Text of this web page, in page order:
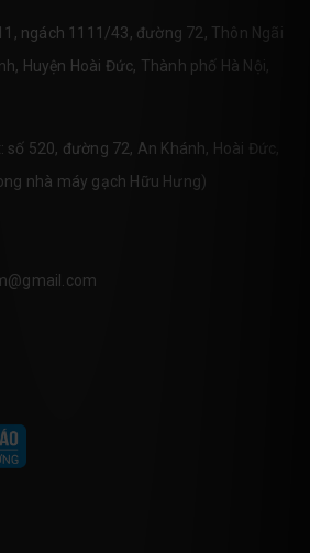
ngách 1111/43, đường 72, Thôn Ngãi
Huyện Hoài Đức, Thành phố Hà Nội,
520, đường 72, An Khánh, Hoài Đức,
nhà máy gạch Hữu Hưng)